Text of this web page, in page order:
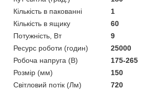
Кількість в пакованні
1
Кількість в ящику
60
Потужність, Вт
9
Ресурс роботи (годин)
25000
Робоча напруга (В)
175-265
Розмір (мм)
150
Світловий потік (Лм)
720